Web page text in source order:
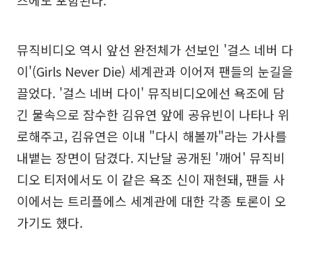
뮤직비디오 역시 앞선 완전체가 선보인 '걸스 네버 다
이'(Girls Never Die) 세계관과 이어져 팬들의 눈길을
끌었다. '걸스 네버 다이' 뮤직비디오에선 욕조에 담
긴 물속으로 잠수한 김유연 앞에 공유빈이 나타나 위
로해주고, 김유연은 이내 "다시 해볼까"라는 가사를
내뱉는 장면이 담겼다. 지난달 공개된 '깨어' 뮤직비
디오 티저에서도 이 같은 욕조 신이 재현돼, 팬들 사
이에서는 트리플에스 세계관에 대한 각종 토론이 오
가기도 했다.